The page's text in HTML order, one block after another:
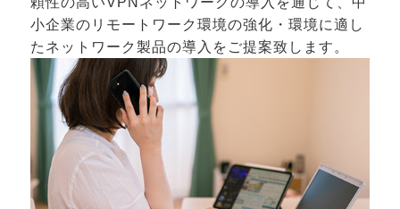
小企業のリモートワーク環境の強化・環境に適し
たネットワーク製品の導入をご提案致します。